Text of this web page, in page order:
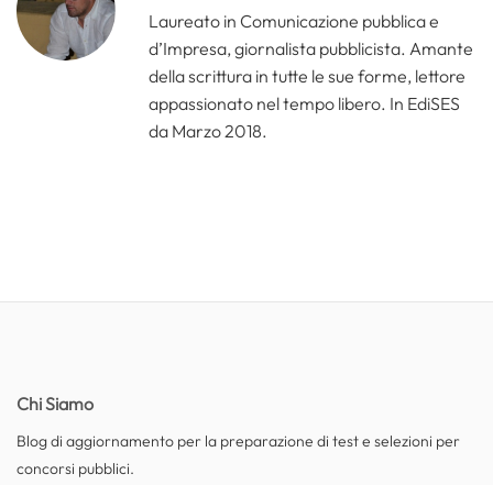
Laureato in Comunicazione pubblica e
d’Impresa, giornalista pubblicista. Amante
della scrittura in tutte le sue forme, lettore
appassionato nel tempo libero. In EdiSES
da Marzo 2018.
Chi Siamo
Blog di aggiornamento per la preparazione di test e selezioni per
concorsi pubblici.